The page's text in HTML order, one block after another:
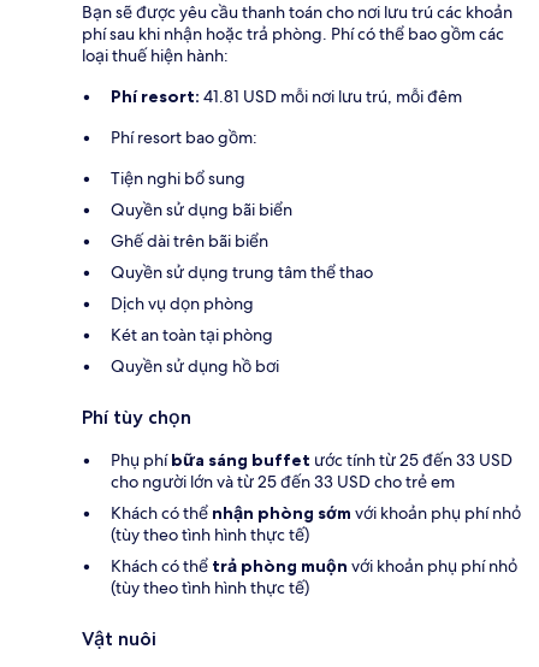
Bạn sẽ được yêu cầu thanh toán cho nơi lưu trú các khoản
phí sau khi nhận hoặc trả phòng. Phí có thể bao gồm các
loại thuế hiện hành:
Phí resort: 41.81 USD mỗi nơi lưu trú, mỗi đêm
Phí resort bao gồm:
Tiện nghi bổ sung
Quyền sử dụng bãi biển
Ghế dài trên bãi biển
Quyền sử dụng trung tâm thể thao
Dịch vụ dọn phòng
Két an toàn tại phòng
Quyền sử dụng hồ bơi
Phí tùy chọn
Phụ phíbữa sáng buffet ước tính từ 25 đến 33 USD
cho người lớn và từ 25 đến 33 USD cho trẻ em
Khách có thể nhận phòng sớm với khoản phụ phí nhỏ
(tùy theo tình hình thực tế)
Khách có thể trả phòng muộn với khoản phụ phí nhỏ
(tùy theo tình hình thực tế)
Vật nuôi